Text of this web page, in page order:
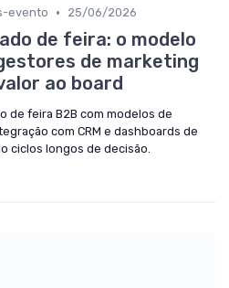
evento • 25/06/2026
de feira: o modelo
de marketing
ao board
de feira B2B com modelos de
com CRM e dashboards de
ciclos longos de decisão.